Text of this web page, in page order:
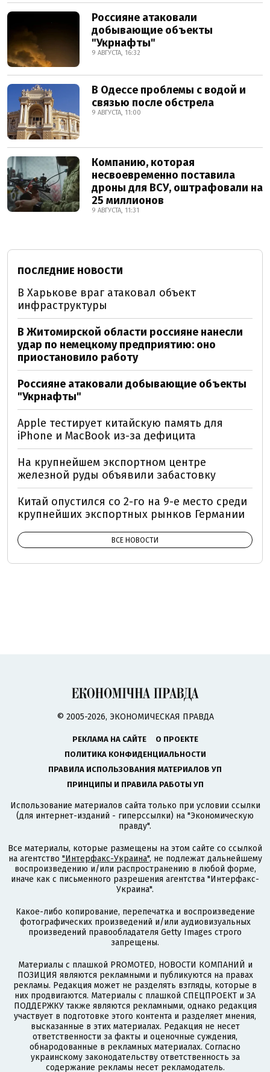
Россияне атаковали
добывающие объекты
"Укрнафты"
9 АВГУСТА, 16:32
В Одессе проблемы с водой и
связью после обстрела
9 АВГУСТА, 11:00
Компанию, которая
несвоевременно поставила
дроны для ВСУ, оштрафовали на
25 миллионов
9 АВГУСТА, 11:31
ПОСЛЕДНИЕ НОВОСТИ
В Харькове враг атаковал объект
инфраструктуры
В Житомирской области россияне нанесли
удар по немецкому предприятию: оно
приостановило работу
Россияне атаковали добывающие объекты
"Укрнафты"
Apple тестирует китайскую память для
iPhone и MacBook из-за дефицита
На крупнейшем экспортном центре
железной руды объявили забастовку
Китай опустился со 2-го на 9-е место среди
крупнейших экспортных рынков Германии
ВСЕ НОВОСТИ
© 2005-2026, ЭКОНОМИЧЕСКАЯ ПРАВДА
РЕКЛАМА НА САЙТЕ
О ПРОЕКТЕ
ПОЛИТИКА КОНФИДЕНЦИАЛЬНОСТИ
ПРАВИЛА ИСПОЛЬЗОВАНИЯ МАТЕРИАЛОВ УП
ПРИНЦИПЫ И ПРАВИЛА РАБОТЫ УП
Использование материалов сайта только при условии ссылки
(для интернет-изданий - гиперссылки) на "Экономическую
правду".
Все материалы, которые размещены на этом сайте со ссылкой
на агентство "Интерфакс-Украина", не подлежат дальнейшему
воспроизведению и/или распространению в любой форме,
иначе как с письменного разрешения агентства "Интерфакс-
Украина".
Какое-либо копирование, перепечатка и воспроизведение
фотографических произведений и/или аудиовизуальных
произведений правообладателя Getty Images строго
запрещены.
Материалы с плашкой PROMOTED, НОВОСТИ КОМПАНИЙ и
ПОЗИЦИЯ являются рекламными и публикуются на правах
рекламы. Редакция может не разделять взгляды, которые в
них продвигаются. Материалы с плашкой СПЕЦПРОЕКТ и ЗА
ПОДДЕРЖКУ также являются рекламными, однако редакция
участвует в подготовке этого контента и разделяет мнения,
высказанные в этих материалах. Редакция не несет
ответственности за факты и оценочные суждения,
обнародованные в рекламных материалах. Согласно
украинскому законодательству ответственность за
содержание рекламы несет рекламодатель.